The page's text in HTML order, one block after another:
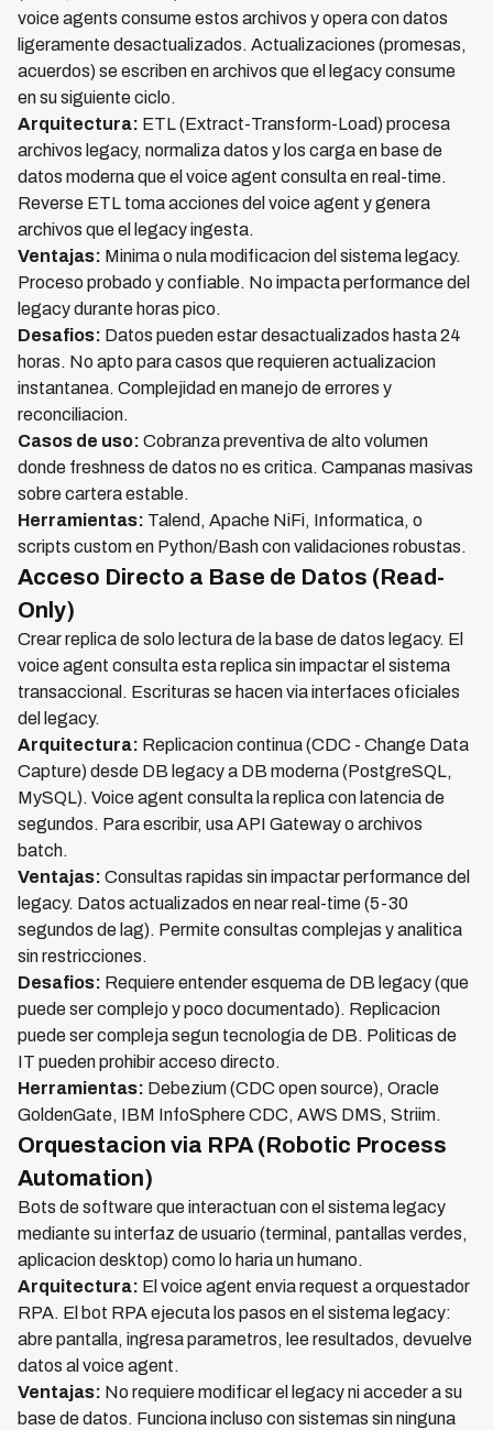
voice agents consume estos archivos y opera con datos
ligeramente desactualizados. Actualizaciones (promesas,
acuerdos) se escriben en archivos que el legacy consume
en su siguiente ciclo.
Arquitectura: ETL (Extract-Transform-Load) procesa
archivos legacy, normaliza datos y los carga en base de
datos moderna que el voice agent consulta en real-time.
Reverse ETL toma acciones del voice agent y genera
archivos que el legacy ingesta.
Ventajas: Minima o nula modificacion del sistema legacy.
Proceso probado y confiable. No impacta performance del
legacy durante horas pico.
Desafios: Datos pueden estar desactualizados hasta 24
horas. No apto para casos que requieren actualizacion
instantanea. Complejidad en manejo de errores y
reconciliacion.
Casos de uso: Cobranza preventiva de alto volumen
donde freshness de datos no es critica. Campanas masivas
sobre cartera estable.
Herramientas: Talend, Apache NiFi, Informatica, o
scripts custom en Python/Bash con validaciones robustas.
Acceso Directo a Base de Datos (Read-
Only)
Crear replica de solo lectura de la base de datos legacy. El
voice agent consulta esta replica sin impactar el sistema
transaccional. Escrituras se hacen via interfaces oficiales
del legacy.
Arquitectura: Replicacion continua (CDC - Change Data
Capture) desde DB legacy a DB moderna (PostgreSQL,
MySQL). Voice agent consulta la replica con latencia de
segundos. Para escribir, usa API Gateway o archivos
batch.
Ventajas: Consultas rapidas sin impactar performance del
legacy. Datos actualizados en near real-time (5-30
segundos de lag). Permite consultas complejas y analitica
sin restricciones.
Desafios: Requiere entender esquema de DB legacy (que
puede ser complejo y poco documentado). Replicacion
puede ser compleja segun tecnologia de DB. Politicas de
IT pueden prohibir acceso directo.
Herramientas: Debezium (CDC open source), Oracle
GoldenGate, IBM InfoSphere CDC, AWS DMS, Striim.
Orquestacion via RPA (Robotic Process
Automation)
Bots de software que interactuan con el sistema legacy
mediante su interfaz de usuario (terminal, pantallas verdes,
aplicacion desktop) como lo haria un humano.
Arquitectura: El voice agent envia request a orquestador
RPA. El bot RPA ejecuta los pasos en el sistema legacy:
abre pantalla, ingresa parametros, lee resultados, devuelve
datos al voice agent.
Ventajas: No requiere modificar el legacy ni acceder a su
base de datos. Funciona incluso con sistemas sin ninguna